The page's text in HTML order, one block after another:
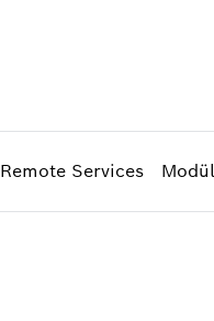
Remote Services